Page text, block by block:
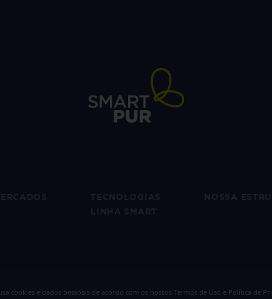
cookies e dados pessoais de acordo com os nossos Termos de Uso e Política de